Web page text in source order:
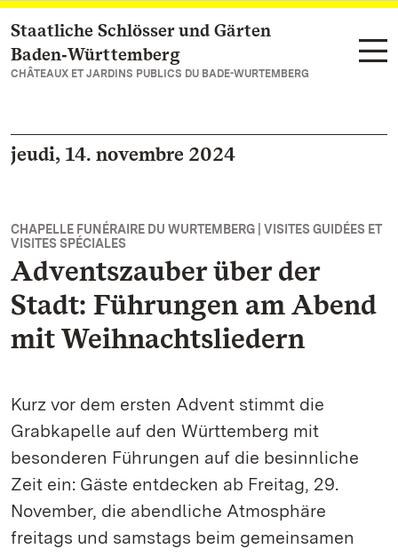
Vers la page d’accueil
Staatliche Schlösser und Gärten
Baden‑Württemberg
CHÂTEAUX ET JARDINS PUBLICS DU BADE-WURTEMBERG
jeudi, 14. novembre 2024
CHAPELLE FUNÉRAIRE DU WURTEMBERG | VISITES GUIDÉES ET
VISITES SPÉCIALES
Adventszauber über der
Stadt: Führungen am Abend
mit Weihnachtsliedern
Kurz vor dem ersten Advent stimmt die
Grabkapelle auf den Württemberg mit
besonderen Führungen auf die besinnliche
Zeit ein: Gäste entdecken ab Freitag, 29.
November, die abendliche Atmosphäre
freitags und samstags beim gemeinsamen